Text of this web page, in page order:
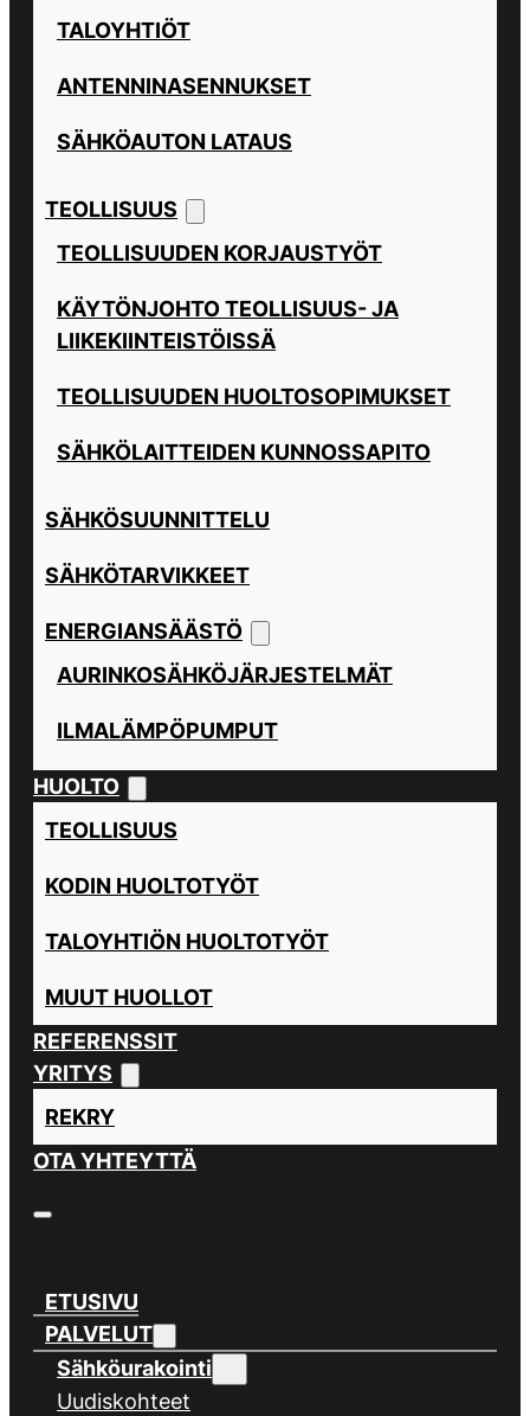
TALOYHTIÖT
ANTENNINASENNUKSET
SÄHKÖAUTON LATAUS
TEOLLISUUS
TEOLLISUUDEN KORJAUSTYÖT
KÄYTÖNJOHTO TEOLLISUUS- JA
LIIKEKIINTEISTÖISSÄ
TEOLLISUUDEN HUOLTOSOPIMUKSET
SÄHKÖLAITTEIDEN KUNNOSSAPITO
SÄHKÖSUUNNITTELU
SÄHKÖTARVIKKEET
ENERGIANSÄÄSTÖ
AURINKOSÄHKÖJÄRJESTELMÄT
ILMALÄMPÖPUMPUT
HUOLTO
TEOLLISUUS
KODIN HUOLTOTYÖT
TALOYHTIÖN HUOLTOTYÖT
MUUT HUOLLOT
REFERENSSIT
YRITYS
REKRY
OTA YHTEYTTÄ
ETUSIVU
PALVELUT
Sähköurakointi
Uudiskohteet